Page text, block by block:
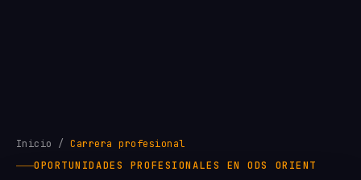
Inicio /Carrera profesional
OPORTUNIDADES PROFESIONALES EN ODS ORIENT